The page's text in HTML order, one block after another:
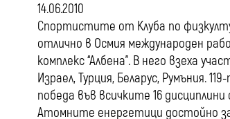
14.06.2010
Спортистите от Клуба по
отлично в Осмия международен
комплекс “Албена”. В него взеха
Израел, Турция, Беларус, Румъния.
победа във всичките 16
Атомните енергетици достойно